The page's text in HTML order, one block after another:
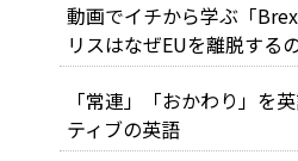
動画でイチから学ぶ「
リスはなぜEUを離脱する
「常連」「おかわり」を
ティブの英語